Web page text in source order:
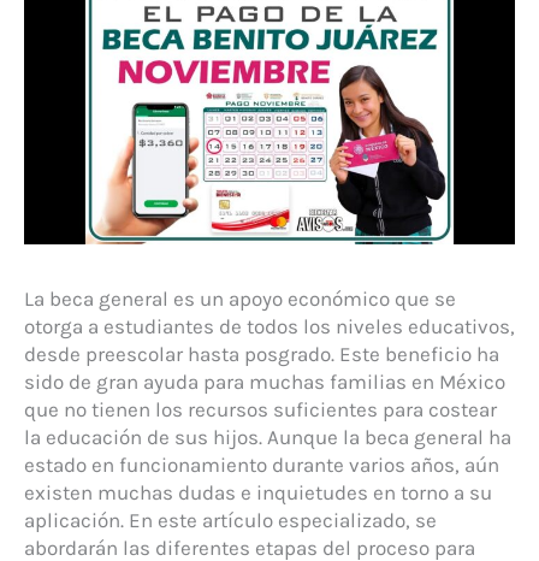
La beca general es un apoyo económico que se
otorga a estudiantes de todos los niveles educativos,
desde preescolar hasta posgrado. Este beneficio ha
sido de gran ayuda para muchas familias en México
que no tienen los recursos suficientes para costear
la educación de sus hijos. Aunque la beca general ha
estado en funcionamiento durante varios años, aún
existen muchas dudas e inquietudes en torno a su
aplicación. En este artículo especializado, se
abordarán las diferentes etapas del proceso para